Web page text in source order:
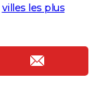
villes les plus